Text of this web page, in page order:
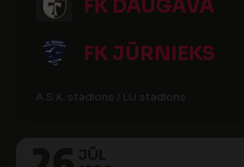
FK DAUGAVA
FK JŪRNIEKS
A.S.K. stadions / LU stadions